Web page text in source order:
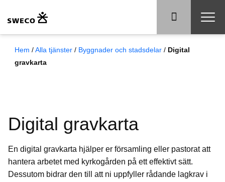
Hem /Alla tjänster / Byggnader och stadsdelar / Digital
gravkarta
Digital gravkarta
En digital gravkarta hjälper er församling eller pastorat att
hantera arbetet med kyrkogården på ett effektivt sätt.
Dessutom bidrar den till att ni uppfyller rådande lagkrav i